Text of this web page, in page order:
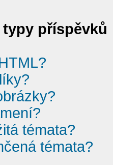
příspěvků
témata?
témata?